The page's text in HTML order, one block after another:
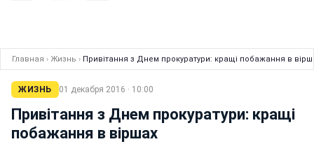
Главная › Жизнь › Привітання з Днем прокуратури: кращі побажання в
ЖИЗНЬ 01 декабря 2016 · 10:00
Привітання з Днем прокуратури: кращі
побажання в віршах